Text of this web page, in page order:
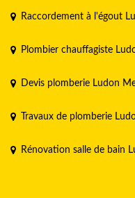
Raccordement à l'égout
Plombier chauffagiste
Devis plomberie Ludon
Travaux de plomberie
Rénovation salle de bain